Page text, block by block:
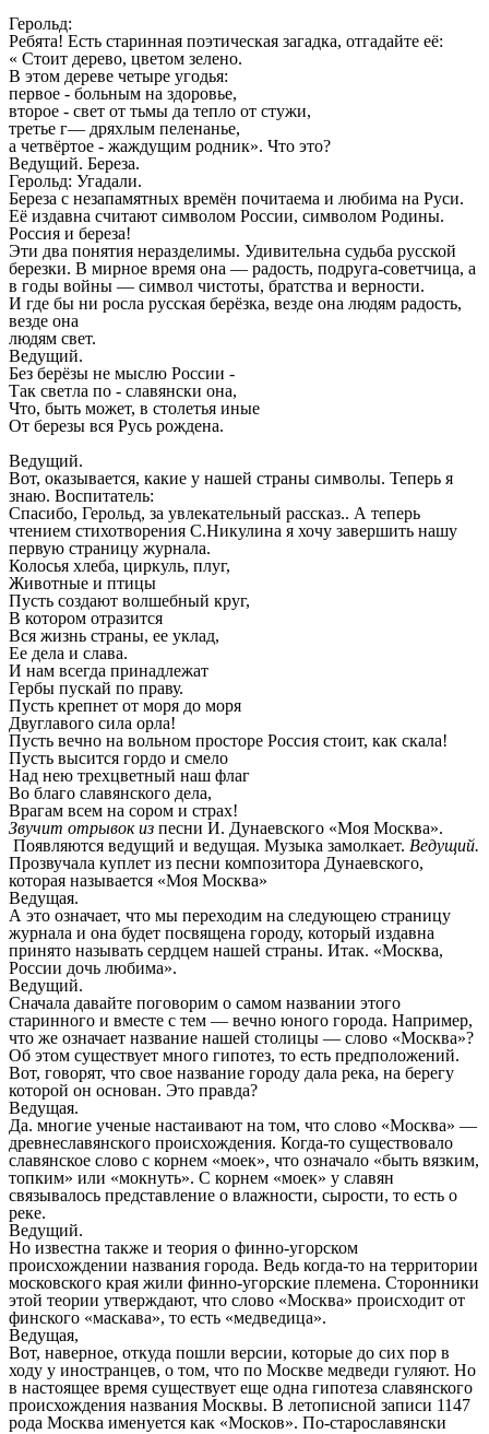
Герольд:
Ребята! Есть старинная поэтическая загадка, отгадайте её:
« Стоит дерево, цветом зелено.
В этом дереве четыре угодья:
первое - больным на здоровье,
второе - свет от тьмы да тепло от стужи,
третье г— дряхлым пеленанье,
а четвёртое - жаждущим родник». Что это?
Ведущий. Береза.
Герольд: Угадали.
Береза с незапамятных времён почитаема и любима на Руси.
Её издавна считают символом России, символом Родины.
Россия и береза!
Эти два понятия неразделимы. Удивительна судьба русской
березки. В мирное время она — радость, подруга-советчица, а
в годы войны — символ чистоты, братства и верности.
И где бы ни росла русская берёзка, везде она людям радость,
везде она
людям свет.
Ведущий.
Без берёзы не мыслю России -
Так светла по - славянски она,
Что, быть может, в столетья иные
От березы вся Русь рождена.
Ведущий.
Вот, оказывается, какие у нашей страны символы. Теперь я
знаю. Воспитатель:
Спасибо, Герольд, за увлекательный рассказ.. А теперь
чтением стихотворения С.Никулина я хочу завершить нашу
первую страницу журнала.
Колосья хлеба, циркуль, плуг,
Животные и птицы
Пусть создают волшебный круг,
В котором отразится
Вся жизнь страны, ее уклад,
Ее дела и слава.
И нам всегда принадлежат
Гербы пускай по праву.
Пусть крепнет от моря до моря
Двуглавого сила орла!
Пусть вечно на вольном просторе Россия стоит, как скала!
Пусть высится гордо и смело
Над нею трехцветный наш флаг
Во благо славянского дела,
Врагам всем на сором и страх!
Звучит отрывок из песни И. Дунаевского «Моя Москва».
Появляются ведущий и ведущая. Музыка замолкает. Ведущий.
Прозвучала куплет из песни композитора Дунаевского,
которая называется «Моя Москва»
Ведущая.
А это означает, что мы переходим на следующею страницу
журнала и она будет посвящена городу, который издавна
принято называть сердцем нашей страны. Итак. «Москва,
России дочь любима».
Ведущий.
Сначала давайте поговорим о самом названии этого
старинного и вместе с тем — вечно юного города. Например,
что же означает название нашей столицы — слово «Москва»?
Об этом существует много гипотез, то есть предположений.
Вот, говорят, что свое название городу дала река, на берегу
которой он основан. Это правда?
Ведущая.
Да. многие ученые настаивают на том, что слово «Москва» —
древнеславянского происхождения. Когда-то существовало
славянское слово с корнем «моек», что означало «быть вязким,
топким» или «мокнуть». С корнем «моек» у славян
связывалось представление о влажности, сырости, то есть о
реке.
Ведущий.
Но известна также и теория о финно-угорском
происхождении названия города. Ведь когда-то на территории
московского края жили финно-угорские племена. Сторонники
этой теории утверждают, что слово «Москва» происходит от
финского «маскава», то есть «медведица».
Ведущая,
Вот, наверное, откуда пошли версии, которые до сих пор в
ходу у иностранцев, о том, что по Москве медведи гуляют. Но
в настоящее время существует еще одна гипотеза славянского
происхождения названия Москвы. В летописной записи 1147
рода Москва именуется как «Москов». По-старославянски